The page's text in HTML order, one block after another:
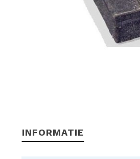
INFORMATIE